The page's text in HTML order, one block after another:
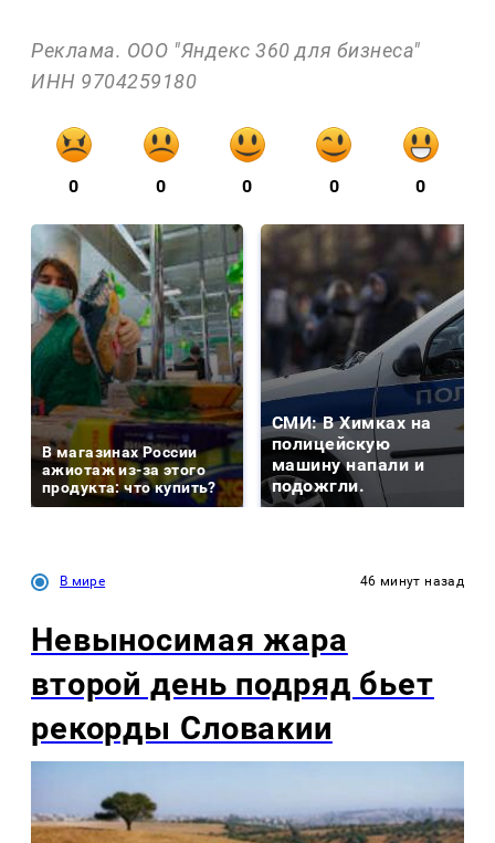
Реклама. ООО "Яндекс 360 для бизнеса"
ИНН 9704259180
0 0 0 0 0
В магазинах России
ажиотаж из-за этого
продукта: что купить?
СМИ: В Химках на
полицейскую
машину напали и
подожгли.
В мире 46 минут назад
Невыносимая жара
второй день подряд бьет
рекорды Словакии